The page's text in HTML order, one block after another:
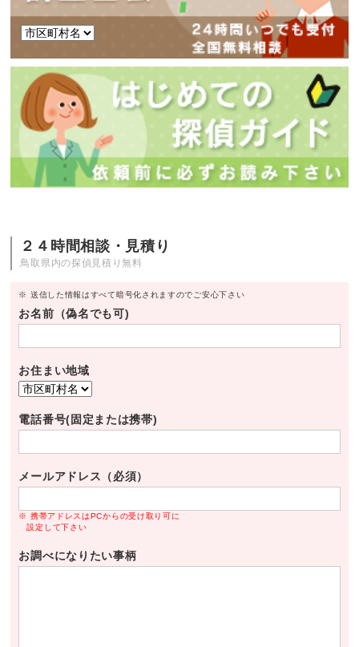
２４時間相談・見積り
鳥取県内の探偵見積り無料
※ 送信した情報はすべて暗号化されますのでご安心下さい
お名前（偽名でも可)
お住まい地域
電話番号(固定または携帯)
メールアドレス（必須）
※ 携帯アドレスはPCからの受け取り可に
設定して下さい
お調べになりたい事柄